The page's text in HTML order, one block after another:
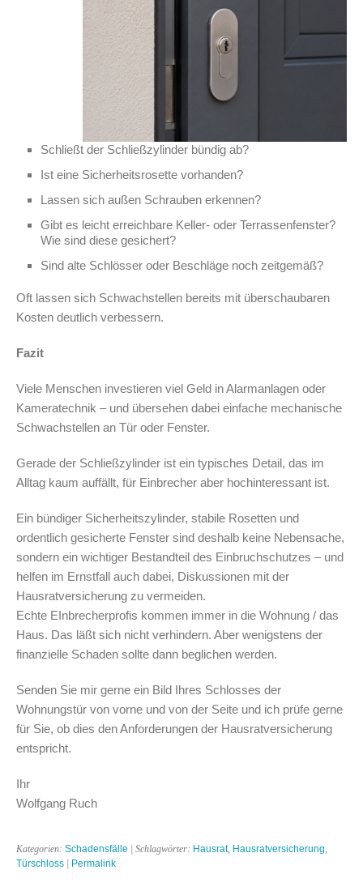
Schließt der Schließzylinder bündig ab?
Ist eine Sicherheitsrosette vorhanden?
Lassen sich außen Schrauben erkennen?
Gibt es leicht erreichbare Keller- oder Terrassenfenster?
Wie sind diese gesichert?
Sind alte Schlösser oder Beschläge noch zeitgemäß?
Oft lassen sich Schwachstellen bereits mit überschaubaren
Kosten deutlich verbessern.
Fazit
Viele Menschen investieren viel Geld in Alarmanlagen oder
Kameratechnik – und übersehen dabei einfache mechanische
Schwachstellen an Tür oder Fenster.
Gerade der Schließzylinder ist ein typisches Detail, das im
Alltag kaum auffällt, für Einbrecher aber hochinteressant ist.
Ein bündiger Sicherheitszylinder, stabile Rosetten und
ordentlich gesicherte Fenster sind deshalb keine Nebensache,
sondern ein wichtiger Bestandteil des Einbruchschutzes – und
helfen im Ernstfall auch dabei, Diskussionen mit der
Hausratversicherung zu vermeiden.
Echte EInbrecherprofis kommen immer in die Wohnung / das
Haus. Das läßt sich nicht verhindern. Aber wenigstens der
finanzielle Schaden sollte dann beglichen werden.
Senden Sie mir gerne ein Bild Ihres Schlosses der
Wohnungstür von vorne und von der Seite und ich prüfe gerne
für Sie, ob dies den Anforderungen der Hausratversicherung
entspricht.
Ihr
Wolfgang Ruch
Kategorien: Schadensfälle | Schlagwörter: Hausrat, Hausratversicherung,
Türschloss
Permalink